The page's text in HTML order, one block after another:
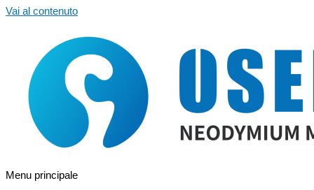
Vai al contenuto
Menu principale